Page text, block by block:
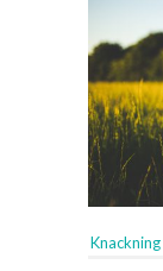
Knackning